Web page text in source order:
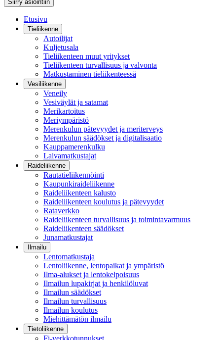
Siirry asiointiin
Etusivu
Tieliikenne
Autoilijat
Kuljetusala
Tieliikenteen muut yritykset
Tieliikenteen turvallisuus ja valvonta
Matkustaminen tieliikenteessä
Vesiliikenne
Veneily
Vesiväylät ja satamat
Merikartoitus
Meriympäristö
Merenkulun pätevyydet ja meriterveys
Merenkulun säädökset ja digitalisaatio
Kauppamerenkulku
Laivamatkustajat
Raideliikenne
Rautatieliikennöinti
Kaupunkiraideliikenne
Raideliikenteen kalusto
Raideliikenteen koulutus ja pätevyydet
Rataverkko
Raideliikenteen turvallisuus ja toimintavarmuus
Raideliikenteen säädökset
Junamatkustajat
Ilmailu
Lentomatkustaja
Lentoliikenne, lentopaikat ja ympäristö
Ilma-alukset ja lentokelpoisuus
Ilmailun lupakirjat ja henkilöluvat
Ilmailun säädökset
Ilmailun turvallisuus
Ilmailun koulutus
Miehittämätön ilmailu
Tietoliikenne
Fi-verkkotunnukset